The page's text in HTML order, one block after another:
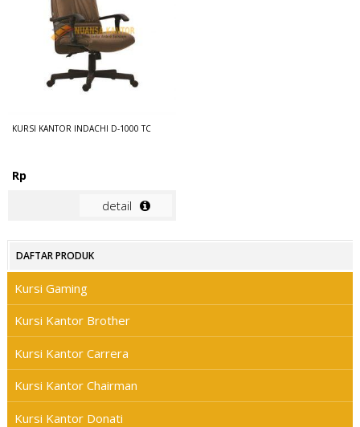
KURSI KANTOR INDACHI D-1000 TC
Rp
detail
DAFTAR PRODUK
Kursi Gaming
Kursi Kantor Brother
Kursi Kantor Carrera
Kursi Kantor Chairman
Kursi Kantor Donati